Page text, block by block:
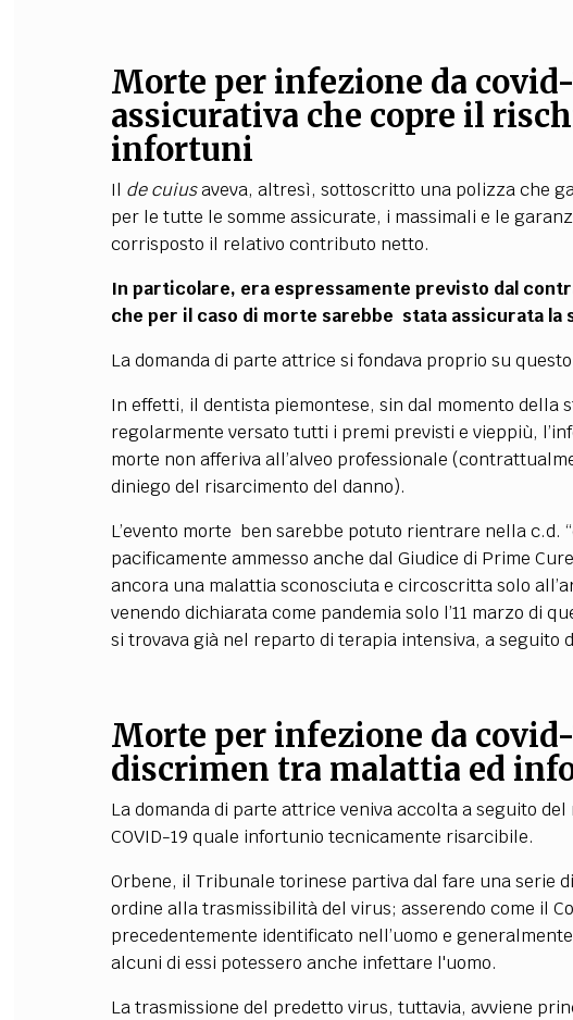
Morte per infezione da
assicurativa che copre il
infortuni
Il de cuiusaveva, altresì, sottoscritto una polizza che
per le tutte le somme assicurate, i massimali e le
corrisposto il relativo contributo netto.
In particolare, era espressamente previsto dal
che per il caso di morte sarebbe stata assicurata la
La domanda di parte attrice si fondava proprio su
In effetti, il dentista piemontese, sin dal momento della
regolarmente versato tutti i premi previsti e vieppiù,
morte non afferiva all’alveo professionale
diniego del risarcimento del danno).
L’evento morte ben sarebbe potuto rientrare nella c.d.
pacificamente ammesso anche dal Giudice di Prime
ancora una malattia sconosciuta e circoscritta solo
venendo dichiarata come pandemia solo l’11 marzo di
si trovava già nel reparto di terapia intensiva, a seguito
Morte per infezione da covid-
discrimen tra malattia ed
La domanda di parte attrice veniva accolta a seguito
COVID-19 quale infortunio tecnicamente risarcibile.
Orbene, il Tribunale torinese partiva dal fare una serie
ordine alla trasmissibilità del virus; asserendo come il
precedentemente identificato nell’uomo e
alcuni di essi potessero anche infettare l'uomo.
La trasmissione del predetto virus, tuttavia, avviene